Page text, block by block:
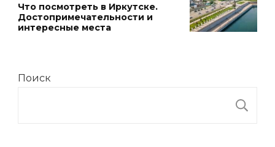
Что посмотреть в Иркутске.
Достопримечательности и
интересные места
Поиск